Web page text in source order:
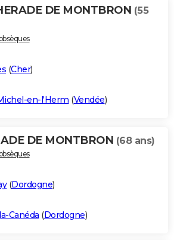
DE MONTBRON (55
(Cher)
en-l'Herm (Vendée)
DE MONTBRON (68 ans)
(Dordogne)
Canéda (Dordogne)